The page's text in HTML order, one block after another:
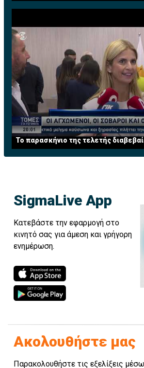
Το παρασκήνιο της τελετής
SigmaLive App
Κατεβάστε την εφαρμογή στο
κινητό σας για άμεση και γρήγορη
ενημέρωση.
Ακολουθήστε μας
Παρακολουθήστε τις εξελίξεις